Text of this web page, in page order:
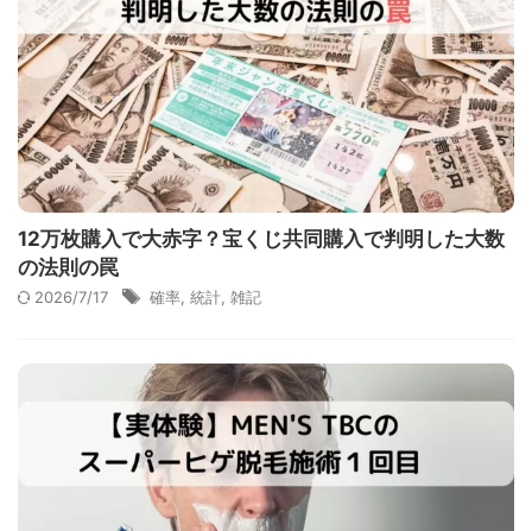
12万枚購入で大赤字？宝くじ共同購入で判明した大数
の法則の罠
2026/7/17 確率 統計 雑記